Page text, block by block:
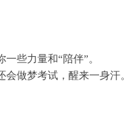
些力量和“陪伴”。
做梦考试，醒来一身汗。